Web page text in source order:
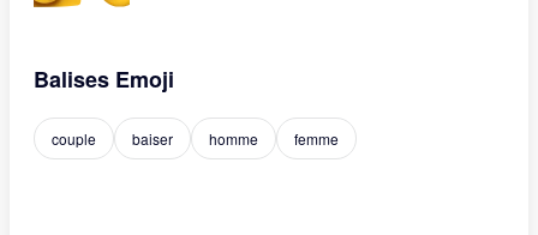
Balises Emoji
couple baiser homme femme